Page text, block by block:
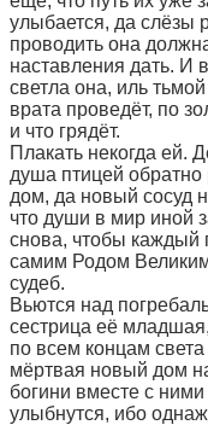
улыбается, да слёзы
проводить она
наставления дать. И
светла она, иль
врата проведёт, по
и что грядёт.
Плакать некогда ей.
душа птицей
дом, да новый сосуд
что души в мир иной
снова, чтобы каждый
самим Родом
судеб.
Вьются над
сестрица её
по всем концам
мёртвая новый дом
богини вместе с
улыбнутся, ибо